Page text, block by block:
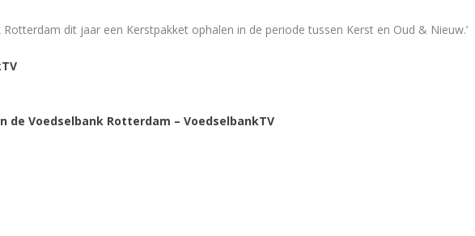
dit jaar een Kerstpakket ophalen in de periode tussen Kerst en Oud & Nieuw.’
Voedselbank Rotterdam – VoedselbankTV